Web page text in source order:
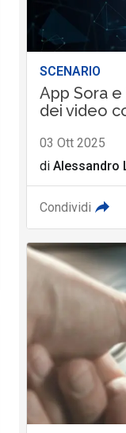
SCENARIO
App Sora e
dei video
03 Ott 2025
di Alessandro
Condividi